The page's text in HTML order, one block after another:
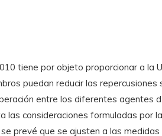
tiene por objeto proporcionar a la
puedan reducir las
entre los diferentes agentes
las consideraciones formuladas por
prevé que se ajusten a las